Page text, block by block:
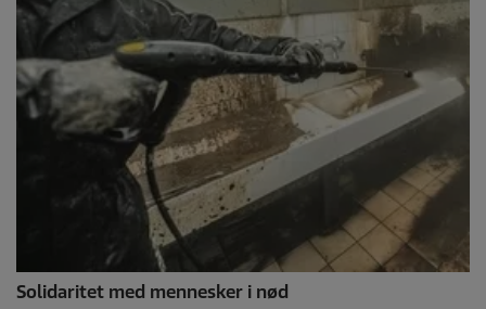
Solidaritet med mennesker i nød